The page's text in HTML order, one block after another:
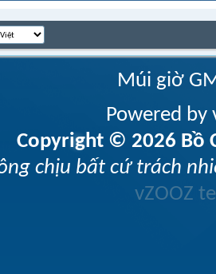
Múi giờ
Powered
Copyright © 2026 Bồ
chịu bất cứ trách
vZOOZ